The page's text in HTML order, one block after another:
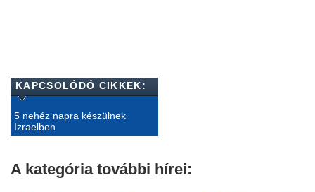
KAPCSOLÓDÓ CIKKEK:
5 nehéz napra készülnek
Izraelben
A kategória további hírei: